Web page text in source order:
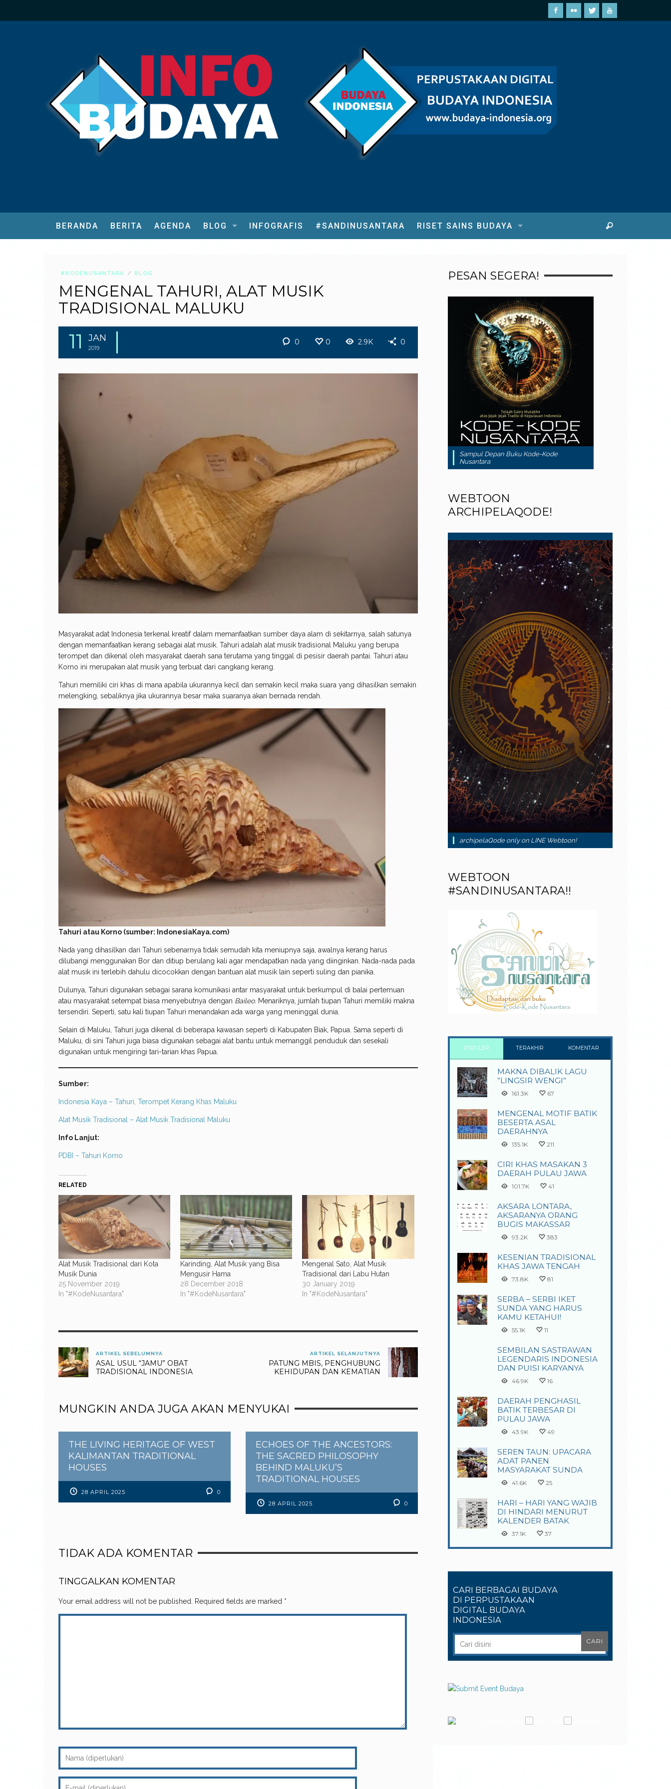
BERANDA BERITA AGENDA BLOG INFOGRAFIS #SANDINUSANTARA RISET SAINS BUDAYA
#KODENUSANTARA BLOG
MENGENAL TAHURI, ALAT MUSIK
TRADISIONAL MALUKU
11 JAN
2019
0 0 2.9K 0
Masyarakat adat Indonesia terkenal kreatif dalam memanfaatkan sumber daya alam di sekitarnya, salah satunya
dengan memanfaatkan kerang sebagai alat musik. Tahuri adalah alat musik tradisional Maluku yang berupa
terompet dan dikenal oleh masyarakat daerah sana terutama yang tinggal di pesisir daerah pantai. Tahuri atau
Korno ini merupakan alat musik yang terbuat dari cangkang kerang.
Tahuri memiliki ciri khas di mana apabila ukurannya kecil dan semakin kecil maka suara yang dihasilkan semakin
melengking, sebaliknya jika ukurannya besar maka suaranya akan bernada rendah.
Tahuri atau Korno (sumber: IndonesiaKaya.com)
Nada yang dihasilkan dari Tahuri sebenarnya tidak semudah kita meniupnya saja, awalnya kerang harus
dilubangi menggunakan Bor dan ditiup berulang kali agar mendapatkan nada yang diinginkan. Nada-nada pada
alat musik ini terlebih dahulu dicocokkan dengan bantuan alat musik lain seperti suling dan pianika.
Dulunya, Tahuri digunakan sebagai sarana komunikasi antar masyarakat untuk berkumpul di balai pertemuan
atau masyarakat setempat biasa menyebutnya dengan Baileo. Menariknya, jumlah tiupan Tahuri memiliki makna
tersendiri. Seperti, satu kali tiupan Tahuri menandakan ada warga yang meninggal dunia.
Selain di Maluku, Tahuri juga dikenal di beberapa kawasan seperti di Kabupaten Biak, Papua. Sama seperti di
Maluku, di sini Tahuri juga biasa digunakan sebagai alat bantu untuk memanggil penduduk dan sesekali
digunakan untuk mengiringi tari-tarian khas Papua.
Sumber:
Indonesia Kaya – Tahuri, Terompet Kerang Khas Maluku
Alat Musik Tradisional – Alat Musik Tradisional Maluku
Info Lanjut:
PDBI – Tahuri Korno
RELATED
Alat Musik Tradisional dari Kota
Musik Dunia
25 November 2019
In "#KodeNusantara"
Karinding, Alat Musik yang Bisa
Mengusir Hama
28 December 2018
In "#KodeNusantara"
Mengenal Sato, Alat Musik
Tradisional dari Labu Hutan
30 January 2019
In "#KodeNusantara"
ARTIKEL SEBELUMNYA
ASAL USUL “JAMU” OBAT
TRADISIONAL INDONESIA
ARTIKEL SELANJUTNYA
PATUNG MBIS, PENGHUBUNG
KEHIDUPAN DAN KEMATIAN
MUNGKIN ANDA JUGA AKAN MENYUKAI
THE LIVING HERITAGE OF WEST
KALIMANTAN TRADITIONAL
HOUSES
28 APRIL 2025 0
ECHOES OF THE ANCESTORS:
THE SACRED PHILOSOPHY
BEHIND MALUKU’S
TRADITIONAL HOUSES
28 APRIL 2025 0
TIDAK ADA KOMENTAR
TINGGALKAN KOMENTAR
Your email address will not be published. Required fields are marked *
PESAN SEGERA!
Sampul Depan Buku Kode-Kode
Nusantara
WEBTOON
ARCHIPELAQODE!
archipelaQode only on LINE Webtoon!
WEBTOON
#SANDINUSANTARA!!
POPULER TERAKHIR KOMENTAR
MAKNA DIBALIK LAGU
”LINGSIR WENGI”
161.3K 67
MENGENAL MOTIF BATIK
BESERTA ASAL
DAERAHNYA
135.1K 211
CIRI KHAS MASAKAN 3
DAERAH PULAU JAWA
101.7K 41
AKSARA LONTARA,
AKSARANYA ORANG
BUGIS MAKASSAR
93.2K 383
KESENIAN TRADISIONAL
KHAS JAWA TENGAH
73.8K 81
SERBA – SERBI IKET
SUNDA YANG HARUS
KAMU KETAHUI!
55.1K 11
SEMBILAN SASTRAWAN
LEGENDARIS INDONESIA
DAN PUISI KARYANYA
46.9K 16
DAERAH PENGHASIL
BATIK TERBESAR DI
PULAU JAWA
43.9K 49
SEREN TAUN: UPACARA
ADAT PANEN
MASYARAKAT SUNDA
41.6K 25
HARI – HARI YANG WAJIB
DI HINDARI MENURUT
KALENDER BATAK
37.1K 37
CARI BERBAGAI BUDAYA
DI PERPUSTAKAAN
DIGITAL BUDAYA
INDONESIA